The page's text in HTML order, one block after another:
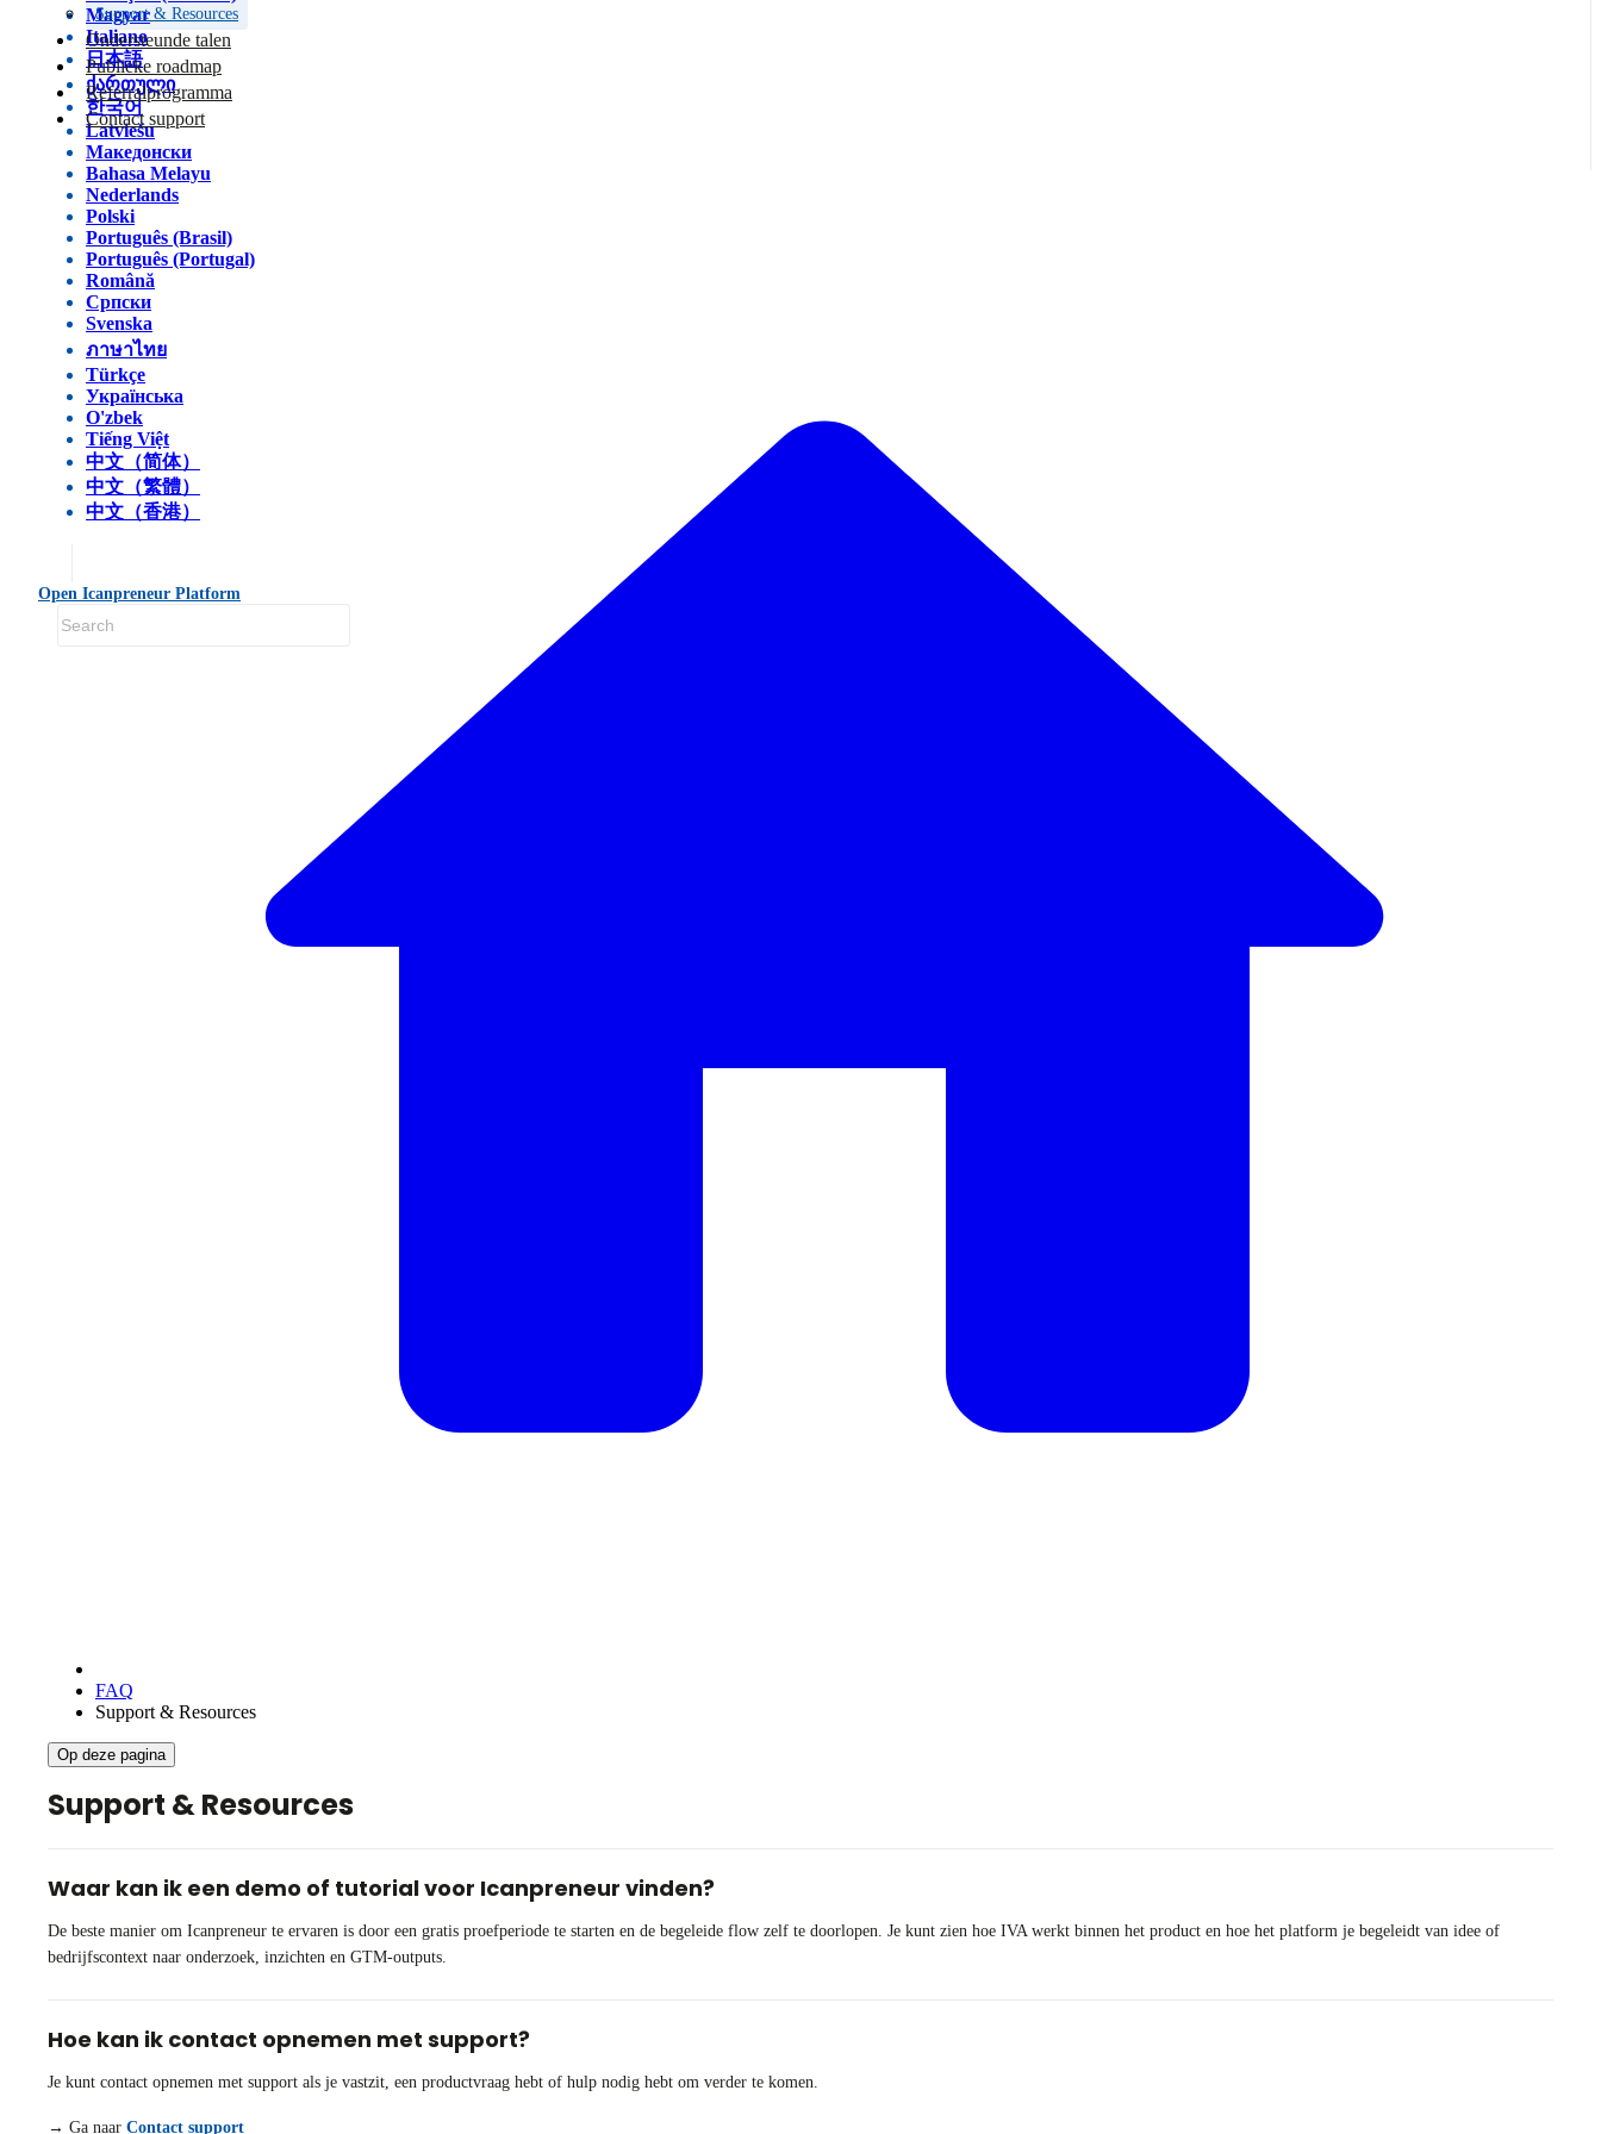
Magyar
Italiano
日本語
ქართული
한국어
Latviešu
Македонски
Bahasa Melayu
Nederlands
Polski
Português (Brasil)
Português (Portugal)
Română
Српски
Svenska
ภาษาไทย
Türkçe
Українська
O'zbek
Tiếng Việt
中文（简体）
中文（繁體）
中文（香港）
Open Icanpreneur Platform
Support & Resources
Ondersteunde talen
Publieke roadmap
Referralprogramma
Contact support
FAQ
Support & Resources
Op deze pagina
Support & Resources
Waar kan ik een demo of tutorial voor Icanpreneur vinden?
De beste manier om Icanpreneur te ervaren is door een gratis proefperiode te starten en de begeleide flow zelf te doorlopen. Je kunt zien hoe IVA werkt binnen het product en hoe het platform je begeleidt van idee of
bedrijfscontext naar onderzoek, inzichten en GTM-outputs.
Hoe kan ik contact opnemen met support?
Je kunt contact opnemen met support als je vastzit, een productvraag hebt of hulp nodig hebt om verder te komen.
→ Ga naar Contact support